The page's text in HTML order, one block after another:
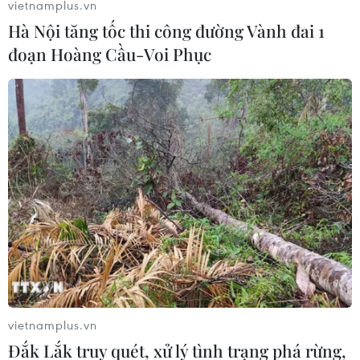
Ra mắt cuốn "Luật báo chí và các văn bản
hướng dẫn thi hành"
19/06/2017 21:35
Cuốn sách “Luật báo chí và các văn bản hướng dẫn thi
hành" là cẩm nang hữu ích dành cho mỗi phóng viên,
biên tập viên cũng như những người làm công tác quản
lý báo chí trong quá trình tác nghiệp.
vietnamplus.vn
Hà Nội tăng tốc thi công đường Vành đai 1
đoạn Hoàng Cầu-Voi Phục
vietnamplus.vn
Đắk Lắk truy quét, xử lý tình trạng phá rừng,